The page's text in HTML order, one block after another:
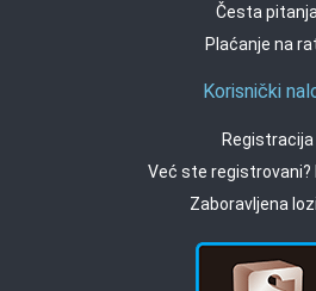
Česta pitanja
Plaćanje na
Korisnički
Registracija
Već ste registrovani?
Zaboravljena